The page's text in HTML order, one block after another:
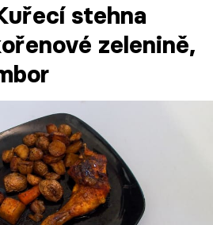
stehna
zelenině,